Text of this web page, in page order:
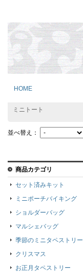
HOME
ミニトート
並べ替え：
商品カテゴリ
セット済みキット
ミニポーチバイキング
ショルダーバッグ
マルシェバッグ
季節のミニタペストリー
クリスマス
お正月タペストリー